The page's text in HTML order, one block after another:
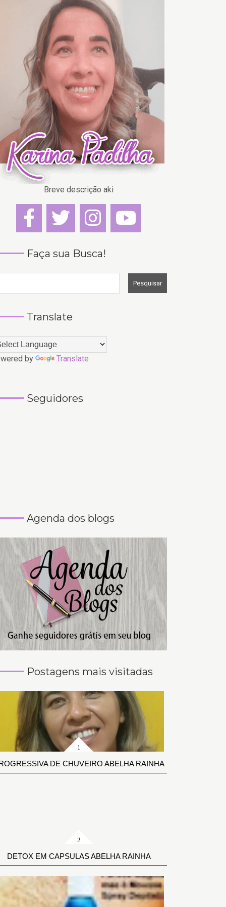
Breve descrição aki
Faça sua Busca!
Translate
by Translate
Seguidores
Agenda dos blogs
Postagens mais visitadas
DE CHUVEIRO ABELHA RAINHA
DETOX EM CAPSULAS ABELHA RAINHA